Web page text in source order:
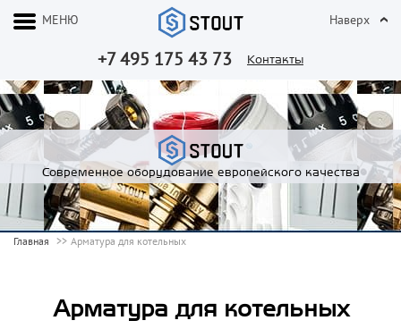
+7 495 175 43 73 Контакты
МЕНЮ Наверх
Современное оборудование европейского качества
Главная Арматура для котельных
Арматура для котельных